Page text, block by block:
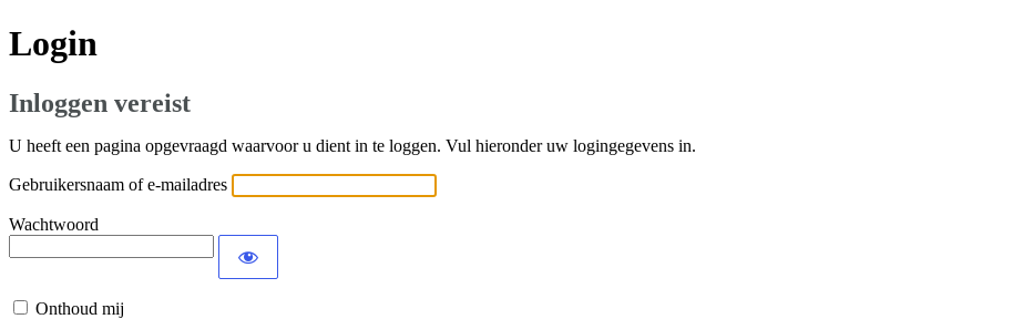
Login
Inloggen vereist
U heeft een pagina opgevraagd waarvoor u dient in te loggen. Vul hieronder uw logingegevens in.
Gebruikersnaam of e-mailadres
Wachtwoord
Onthoud mij